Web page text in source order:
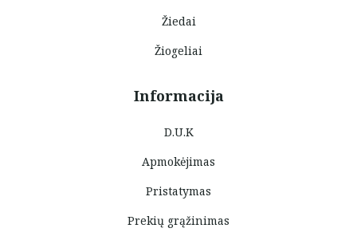
Žiedai
Žiogeliai
Informacija
D.U.K
Apmokėjimas
Pristatymas
Prekių grąžinimas